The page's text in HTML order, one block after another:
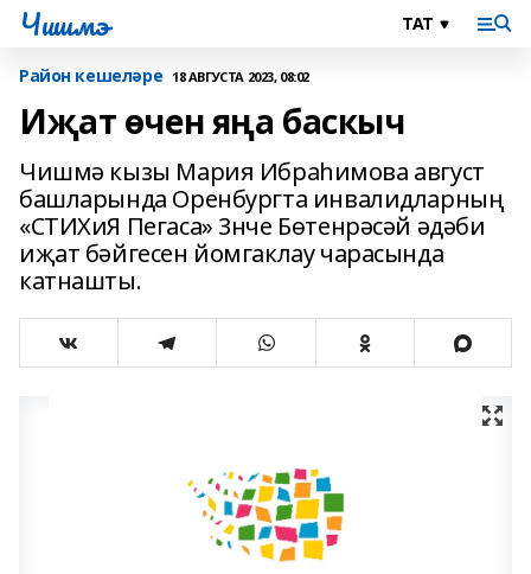
Чишмэ
Район кешеләре 18 АВГУСТА 2023, 08:02
Иҗат өчен яңа баскыч
Чишмә кызы Мария Ибраһимова август
башларында Оренбургта инвалидларның
«СТИХиЯ Пегаса» 3нче Бөтенрәсәй әдәби
иҗат бәйгесен йомгаклау чарасында
катнашты.